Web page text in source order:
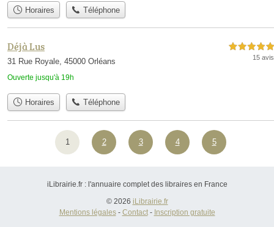
Horaires Téléphone
Déjà Lus
31 Rue Royale, 45000 Orléans
Ouverte jusqu'à 19h
5,0 étoiles sur 5
15 avis
Horaires Téléphone
1 2 3 4 5
iLibrairie.fr : l'annuaire complet des libraires en France
© 2026 iLibrairie.fr
Mentions légales- Contact- Inscription gratuite